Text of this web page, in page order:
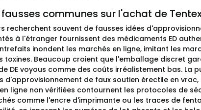
fausses communes sur l'achat de
recherchent souvent de fausses idées
à l'étranger fournissent des médicaments ED
inondent les marchés en ligne, imitant les
toxines. Beaucoup croient que l'emballage discret
DE voyous comme des coûts irréalistement bas.
d'approvisionnement de faux soutien érectile en
en ligne non vérifiées contournent les protocoles de
comme l'encre d'imprimante ou les traces de